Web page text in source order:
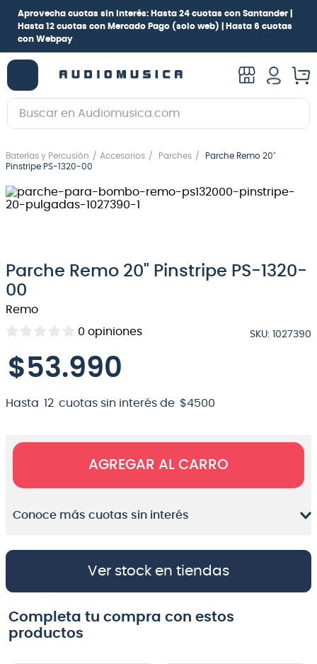
Aprovecha cuotas sin interés: Hasta 24 cuotas con Santander |
Hasta 12 cuotas con Mercado Pago (solo web) |
Hasta 6 cuotas
con Webpay
Buscar en Audiomusica.com
Baterías y Percusión Accesorios Parches
Parche Remo 20"
Pinstripe PS-1320-00
Parche Remo 20" Pinstripe PS-1320-
00
Remo
0 opiniones SKU: 1027390
$53.990
Hasta 12 cuotas sin interés de $4500
AGREGAR AL CARRO
Conoce más cuotas sin interés
Ver stock en tiendas
Completa tu compra con estos
productos
1.
guitarra electrica
2.
bajo
.
guitarra electroacústica
5.
amplificador
6
7
9
micrófono